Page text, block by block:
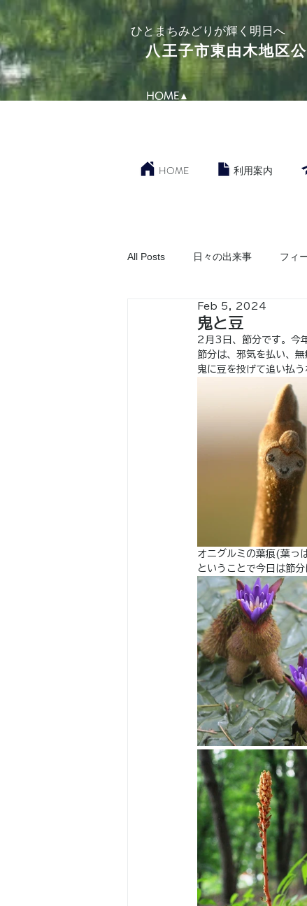
​ひとまちみどりが輝く明日へ
八王子市東由木地区
HOME▲
HOME 利用案内
All Posts 日々の出来事 フィ
鬼と豆
Feb 5, 2024
2月3日、節分です。今
節分は、邪気を払い、
鬼に豆を投げて追い払
オニグルミの葉痕(葉っ
ということで今日は節